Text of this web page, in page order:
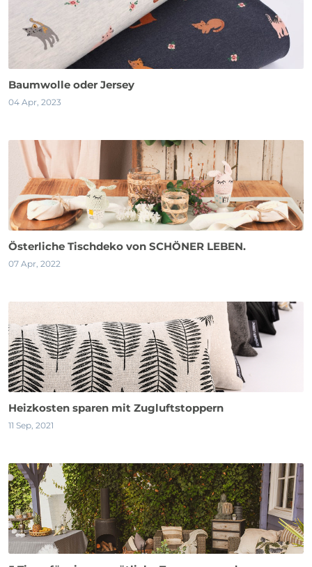
Baumwolle oder Jersey
04 Apr, 2023
Österliche Tischdeko von SCHÖNER LEBEN.
07 Apr, 2022
Heizkosten sparen mit Zugluftstoppern
11 Sep, 2021